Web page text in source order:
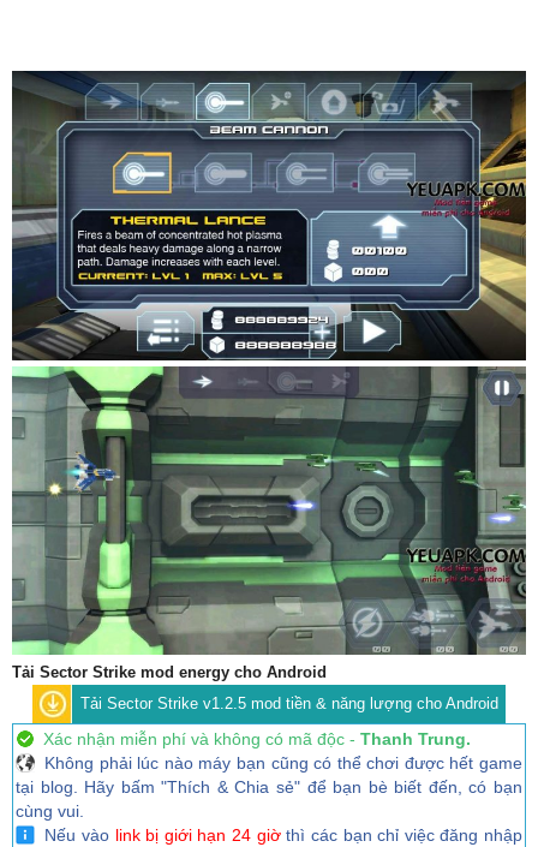
Tải Sector Strike mod energy cho Android
Tải Sector Strike v1.2.5 mod tiền & năng lượng cho Android
Xác nhận miễn phí và không có mã độc - Thanh Trung.
Không phải lúc nào máy bạn cũng có thể chơi được hết game
tại blog. Hãy bấm "Thích & Chia sẻ" để bạn bè biết đến, có bạn
cùng vui.
Nếu vào link bị giới hạn 24 giờthì các bạn chỉ việc đăng nhập